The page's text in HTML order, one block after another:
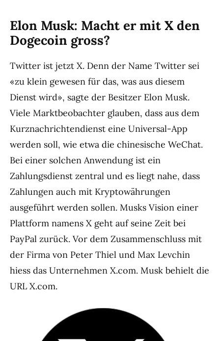
Elon Musk: Macht er mit X den
Dogecoin gross?
Twitter ist jetzt X. Denn der Name Twitter sei
«zu klein gewesen für das, was aus diesem
Dienst wird», sagte der Besitzer Elon Musk.
Viele Marktbeobachter glauben, dass aus dem
Kurznachrichtendienst eine Universal-App
werden soll, wie etwa die chinesische WeChat.
Bei einer solchen Anwendung ist ein
Zahlungsdienst zentral und es liegt nahe, dass
Zahlungen auch mit Kryptowährungen
ausgeführt werden sollen. Musks Vision einer
Plattform namens X geht auf seine Zeit bei
PayPal zurück. Vor dem Zusammenschluss mit
der Firma von Peter Thiel und Max Levchin
hiess das Unternehmen X.com. Musk behielt die
URL X.com.